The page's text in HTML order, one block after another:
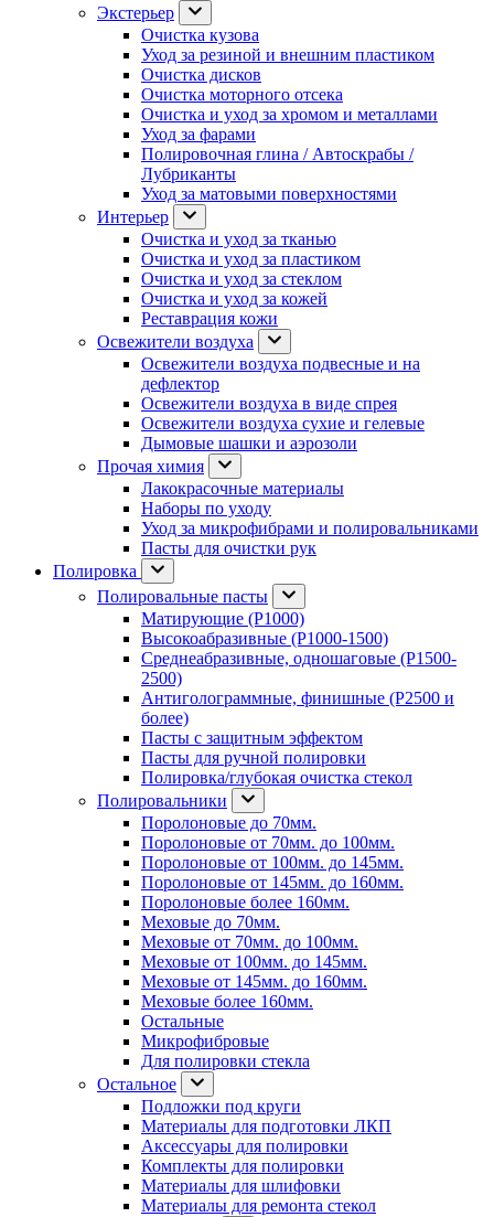
Экстерьер
Очистка кузова
Уход за резиной и внешним пластиком
Очистка дисков
Очистка моторного отсека
Очистка и уход за хромом и металлами
Уход за фарами
Полировочная глина / Автоскрабы /
Лубриканты
Уход за матовыми поверхностями
Интерьер
Очистка и уход за тканью
Очистка и уход за пластиком
Очистка и уход за стеклом
Очистка и уход за кожей
Реставрация кожи
Освежители воздуха
Освежители воздуха подвесные и на
дефлектор
Освежители воздуха в виде спрея
Освежители воздуха сухие и гелевые
Дымовые шашки и аэрозоли
Прочая химия
Лакокрасочные материалы
Наборы по уходу
Уход за микрофибрами и полировальниками
Пасты для очистки рук
Полировка
Полировальные пасты
Матирующие (P1000)
Высокоабразивные (P1000-1500)
Среднеабразивные, одношаговые (P1500-
2500)
Антиголограммные, финишные (P2500 и
более)
Пасты с защитным эффектом
Пасты для ручной полировки
Полировка/глубокая очистка стекол
Полировальники
Поролоновые до 70мм.
Поролоновые от 70мм. до 100мм.
Поролоновые от 100мм. до 145мм.
Поролоновые от 145мм. до 160мм.
Поролоновые более 160мм.
Меховые до 70мм.
Меховые от 70мм. до 100мм.
Меховые от 100мм. до 145мм.
Меховые от 145мм. до 160мм.
Меховые более 160мм.
Остальные
Микрофибровые
Для полировки стекла
Остальное
Подложки под круги
Материалы для подготовки ЛКП
Аксессуары для полировки
Комплекты для полировки
Материалы для шлифовки
Материалы для ремонта стекол